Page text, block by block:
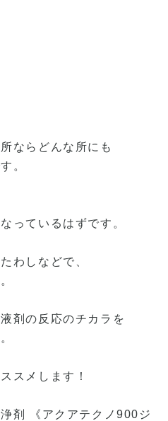
ならどんな所にも
。
っているはずです。
わしなどで、
剤の反応のチカラを
スメします！
剤 《アクアテクノ900ジ